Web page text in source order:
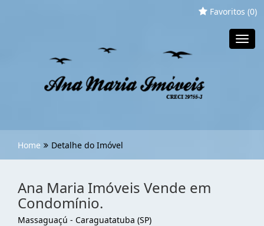
Favoritos (0)
Home Detalhe do Imóvel
Ana Maria Imóveis Vende em
Condomínio.
Massaguaçú - Caraguatatuba (SP)